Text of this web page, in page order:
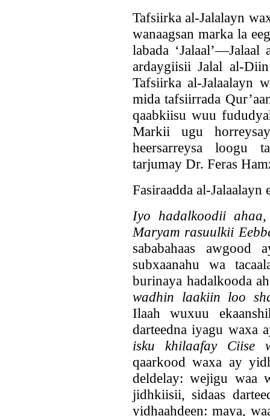
Tafsiirka al-Jalalayn
wanaagsan marka la
labada
ardaygiisii Jalal al-
Tafsiirka al-Jalaalayn
mida tafsiirrada
qaabkiisu wuu
Markii ugu
heersarreysa loogu
tarjumay Dr. Feras
Fasiraadda al-Jalaalayn
Iyo hadalkoodii
Maryam rasuulkii
sababahaas awgood
subxaanahu wa
burinaya hadalkooda
wadhin laakiin loo
Ilaah wuxuu
darteedna iyagu waxa
isku khilaafay Ciise
qaarkood waxa ay
deldelay: wejigu waa
jidhkiisii, sidaas
yidhaahdeen: maya,